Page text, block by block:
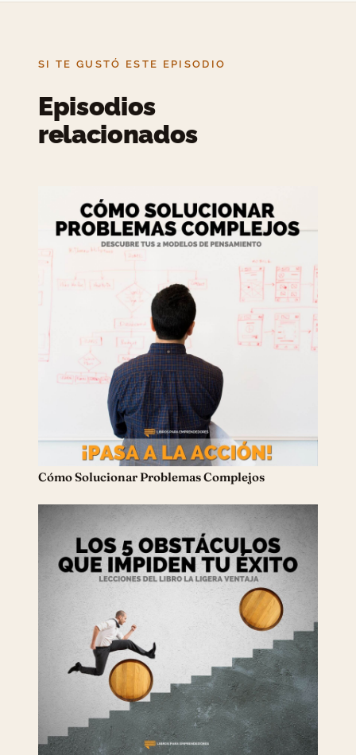
SI TE GUSTÓ ESTE EPISODIO
Episodios
relacionados
Cómo Solucionar Problemas Complejos